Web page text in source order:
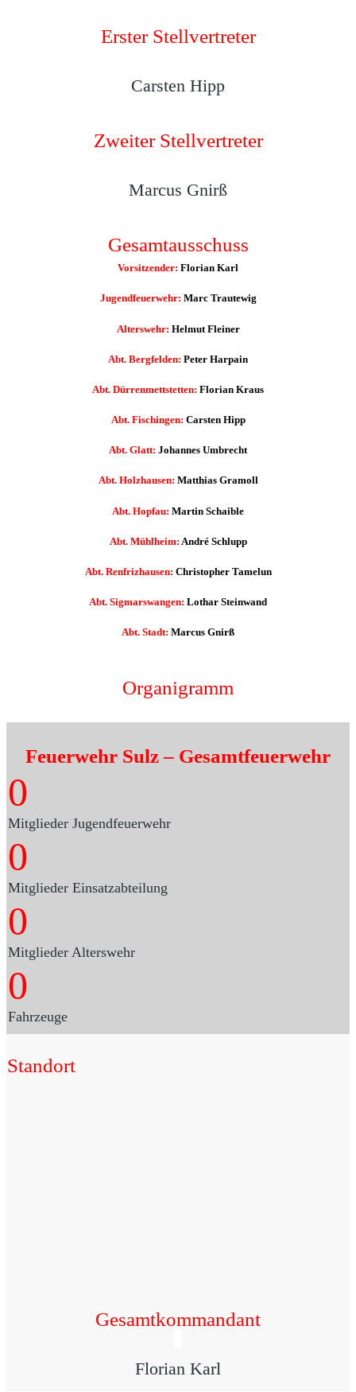
Erster Stellvertreter
Carsten Hipp
Zweiter Stellvertreter
Marcus Gnirß
Gesamtausschuss
Vorsitzender: Florian Karl
Jugendfeuerwehr: Marc Trautewig
Alterswehr: Helmut Fleiner
Abt. Bergfelden: Peter Harpain
Abt. Dürrenmettstetten: Florian Kraus
Abt. Fischingen: Carsten Hipp
Abt. Glatt: Johannes Umbrecht
Abt. Holzhausen: Matthias Gramoll
Abt. Hopfau: Martin Schaible
Abt. Mühlheim: André Schlupp
Abt. Renfrizhausen: Christopher Tamelun
Abt. Sigmarswangen: Lothar Steinwand
Abt. Stadt: Marcus Gnirß
Organigramm
Feuerwehr Sulz– Gesamtfeuerwehr
0
Mitglieder Jugendfeuerwehr
0
Mitglieder Einsatzabteilung
0
Mitglieder Alterswehr
0
Fahrzeuge
Standort
Gesamtkommandant
Florian Karl